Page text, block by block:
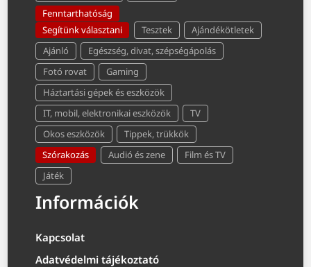
Fenntarthatóság
Segítünk választani
Tesztek
Ajándékötletek
Ajánló
Egészség, divat, szépségápolás
Fotó rovat
Gaming
Háztartási gépek és eszközök
IT, mobil, elektronikai eszközök
TV
Okos eszközök
Tippek, trükkök
Szórakozás
Audió és zene
Film és TV
Játék
Információk
Kapcsolat
Adatvédelmi tájékoztató